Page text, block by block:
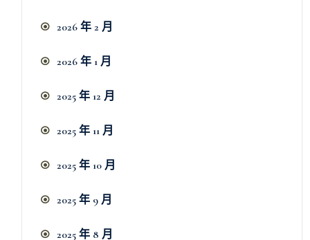
2026 年 2 月
2026 年 1 月
2025 年 12 月
2025 年 11 月
2025 年 10 月
2025 年 9 月
2025 年 8 月